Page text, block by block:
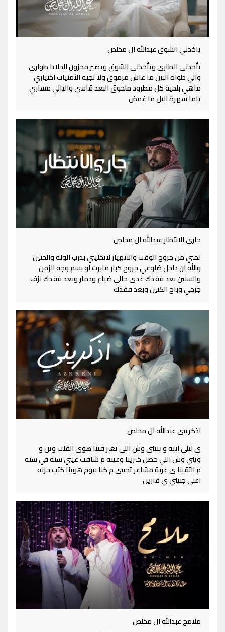
ياخدني الشوق عبدالله ال مخلص
يأخذني الطاري ويأخذني الشوق ويصير مخزون الخلايا طواري
والي طواه البين ما عاش مرموق ولا تجيه الأمنيات اختياري
ماهي بلحية كل مطرود ملحوق البعد قاسي واليالي مساري
ياما سهرة اليل ما غمض
جاري الانتظار عبدالله ال مخلص
لمني من جروح الوقت والانهيار لاتخليني بدرب الوله والحنين
والله ان داخل ضلوعي جروح كبار مابرت لو بسم وجه الزمن
والسنين بعد فقدك غدى حالي ضياع ودمار وبعد فقدك نزف
جرحي وباح الكنين وبعد فقدك
اذكريني عبدالله ال مخلص
ي ليلي ابيه و يبيني وش اللي تغير فينا هوى القلب وين و
ويني وش اللي حصل خبرينا وعينه م شافت عيني سنه في سنه
م التقينا ي غربة مشاعر تجيني م كنا بيوم هوينا كتب حزنه
اعلى جبيني ي قارين
ملامح عبدالله ال مخلص